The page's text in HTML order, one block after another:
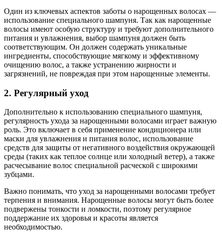
Один из ключевых аспектов заботы о нарощенных волосах —
использование специального шампуня. Так как нарощенные
волосы имеют особую структуру и требуют дополнительного
питания и увлажнения, выбор шампуня должен быть
соответствующим. Он должен содержать уникальные
ингредиенты, способствующие мягкому и эффективному
очищению волос, а также устранению жирности и
загрязнений, не повреждая при этом нарощенные элементы.
2. Регулярный уход
Дополнительно к использованию специального шампуня,
регулярность ухода за нарощенными волосами играет важную
роль. Это включает в себя применение кондиционера или
маски для увлажнения и питания волос, использование
средств для защиты от негативного воздействия окружающей
среды (таких как теплое солнце или холодный ветер), а также
расчесывание волос специальной расческой с широкими
зубцами.
Важно понимать, что уход за нарощенными волосами требует
терпения и внимания. Нарощенные волосы могут быть более
подвержены тонкости и ломкости, поэтому регулярное
поддержание их здоровья и красоты является
необходимостью.